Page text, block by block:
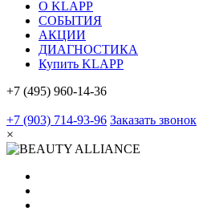
О KLAPP
СОБЫТИЯ
АКЦИИ
ДИАГНОСТИКА
Купить KLAPP
+7 (495) 960-14-36
+7 (903) 714-93-96 Заказать звонок
×